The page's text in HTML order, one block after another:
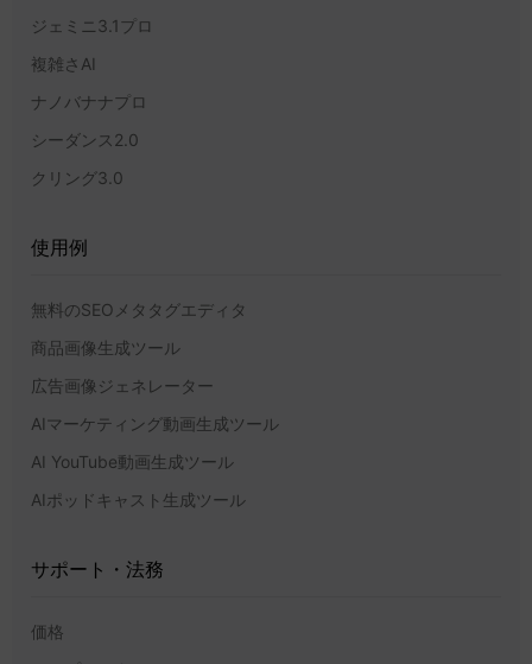
ジェミニ3.1プロ
複雑さAI
ナノバナナプロ
シーダンス2.0
クリング3.0
使用例
無料のSEOメタタグエディタ
商品画像生成ツール
広告画像ジェネレーター
AIマーケティング動画生成ツール
AI YouTube動画生成ツール
AIポッドキャスト生成ツール
サポート・法務
価格